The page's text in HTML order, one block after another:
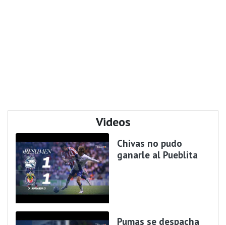
Videos
Chivas no pudo
ganarle al Pueblita
Pumas se despacha